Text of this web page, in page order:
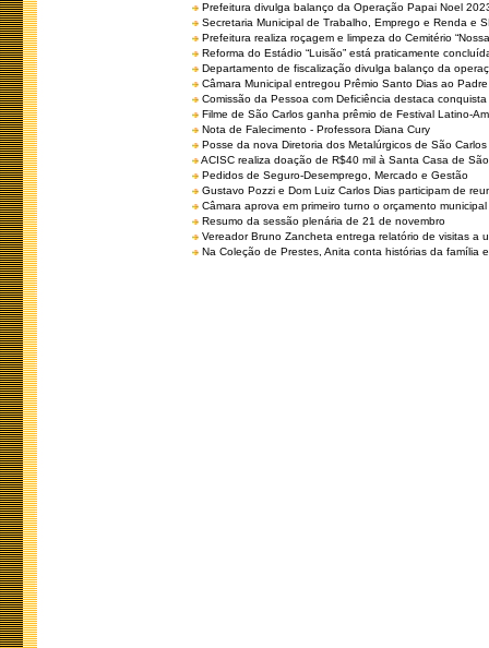
Prefeitura divulga balanço da Operação Papai Noel
Secretaria Municipal de Trabalho, Emprego e Renda e
Prefeitura realiza roçagem e limpeza do Cemitério
Reforma do Estádio “Luisão” está praticamente
Departamento de fiscalização divulga balanço da
Câmara Municipal entregou Prêmio Santo Dias ao
Comissão da Pessoa com Deficiência destaca
Filme de São Carlos ganha prêmio de Festival Latino-
Nota de Falecimento - Professora Diana Cury
Posse da nova Diretoria dos Metalúrgicos de São
ACISC realiza doação de R$40 mil à Santa Casa de
Pedidos de Seguro-Desemprego, Mercado e Gestão
Gustavo Pozzi e Dom Luiz Carlos Dias participam de
Câmara aprova em primeiro turno o orçamento
Resumo da sessão plenária de 21 de novembro
Vereador Bruno Zancheta entrega relatório de visitas a
Na Coleção de Prestes, Anita conta histórias da família